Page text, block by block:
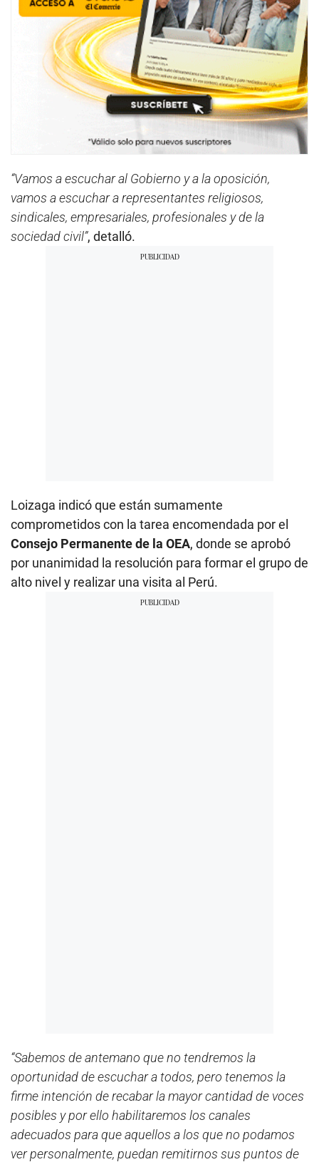
“Vamos a escuchar al Gobierno y a la oposición,
vamos a escuchar a representantes religiosos,
sindicales, empresariales, profesionales y de la
sociedad civil”, detalló.
Loizaga indicó que están sumamente
comprometidos con la tarea encomendada por el
Consejo Permanente de la OEA, donde se aprobó
por unanimidad la resolución para formar el grupo de
alto nivel y realizar una visita al Perú.
“Sabemos de antemano que no tendremos la
oportunidad de escuchar a todos, pero tenemos la
firme intención de recabar la mayor cantidad de voces
posibles y por ello habilitaremos los canales
adecuados para que aquellos a los que no podamos
ver personalmente, puedan remitirnos sus puntos de